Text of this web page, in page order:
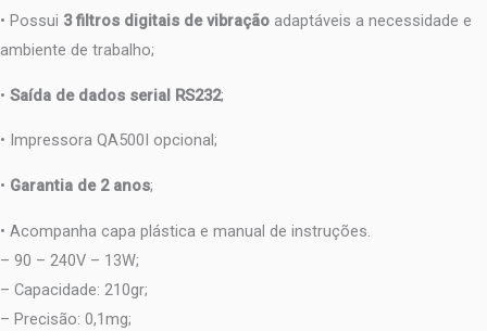
• Possui 3 filtros digitais de vibração adaptáveis a necessidade e
ambiente de trabalho;
• Saída de dados serial RS232;
• Impressora QA500I opcional;
• Garantia de 2 anos;
• Acompanha capa plástica e manual de instruções.
– 90 – 240V – 13W;
– Capacidade: 210gr;
– Precisão: 0,1mg;